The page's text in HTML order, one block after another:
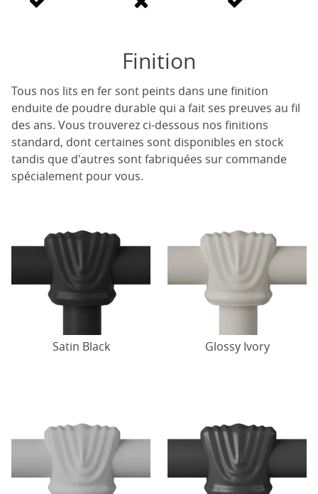
Finition
Tous nos lits en fer sont peints dans une finition
enduite de poudre durable qui a fait ses preuves au fil
des ans. Vous trouverez ci-dessous nos finitions
standard, dont certaines sont disponibles en stock
tandis que d'autres sont fabriquées sur commande
spécialement pour vous.
Satin Black Glossy Ivory